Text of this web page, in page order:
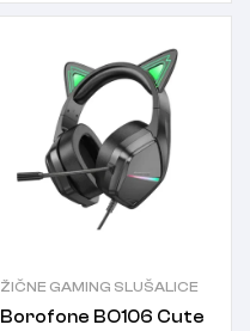
ŽIČNE GAMING SLUŠALICE
Borofone BO106 Cute